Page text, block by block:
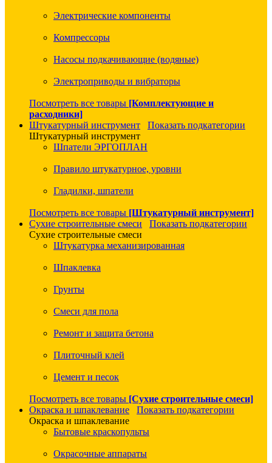
Электрические компоненты
Компрессоры
Насосы подкачивающие (водяные)
Электроприводы и вибраторы
Посмотреть все товары [Комплектующие и
расходники]
Штукатурный инструмент
Показать подкатегории
Штукатурный инструмент
Шпатели ЭРГОПЛАН
Правило штукатурное, уровни
Гладилки, шпатели
Посмотреть все товары [Штукатурный инструмент]
Сухие строительные смеси
Показать подкатегории
Сухие строительные смеси
Штукатурка механизированная
Шпаклевка
Грунты
Смеси для пола
Ремонт и защита бетона
Плиточный клей
Цемент и песок
Посмотреть все товары [Сухие строительные смеси]
Окраска и шпаклевание
Показать подкатегории
Окраска и шпаклевание
Бытовые краскопульты
Окрасочные аппараты